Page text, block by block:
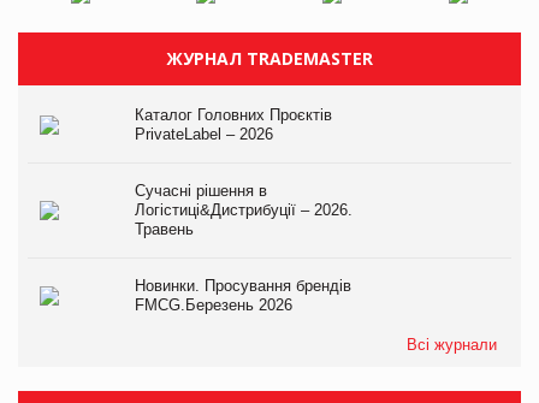
ЖУРНАЛ TRADEMASTER
Каталог Головних Проєктів
PrivateLabel – 2026
Сучасні рішення в
Логістиці&Дистрибуції – 2026.
Травень
Новинки. Просування брендів
FMCG.Березень 2026
Всі журнали